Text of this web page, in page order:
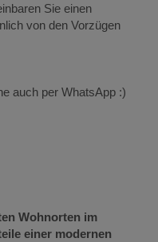
Sie einen
von den Vorzügen
auch per WhatsApp :)
Wohnorten im
einer modernen